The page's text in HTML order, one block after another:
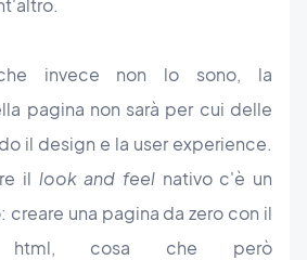
invece non lo sono, la
pagina non sarà per cui delle
il design e la user experience.
il look and feel nativo c'è un
una pagina da zero con il
cosa che però